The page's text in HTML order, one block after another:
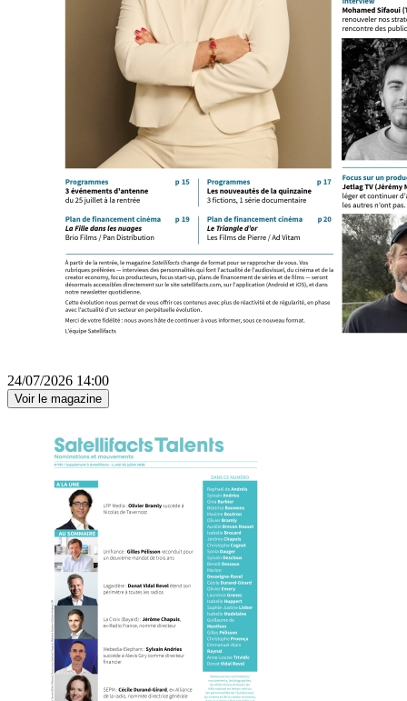
24/07/2026 14:00
Voir le magazine